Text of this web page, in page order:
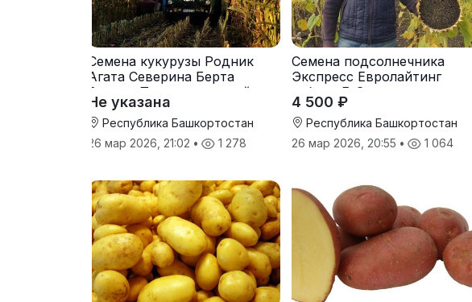
Семена кукурузы Родник
Агата Северина Берта
Вилора Прохладненский
Дарина Росс Машук
Катерина
Не указана
Республика Башкортостан
26 мар 2026, 21:02 • 1 278
Семена подсолнечника
Экспресс Евролайтинг
гибрид F-G+
4 500 ₽
Республика Башкортостан
26 мар 2026, 20:55 • 1 064